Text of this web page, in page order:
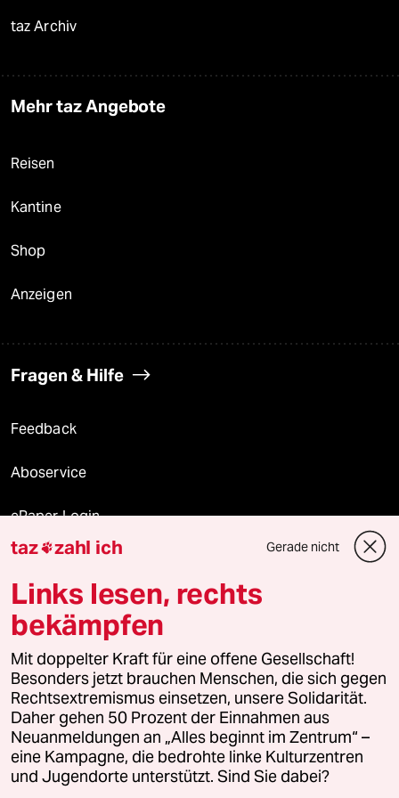
taz Archiv
Mehr taz Angebote
Reisen
Kantine
Shop
Anzeigen
Fragen & Hilfe
Feedback
Aboservice
ePaper Login
Downloads für Abonnierende
© 2026 taz Verlags und Vertriebs GmbH
Alle Rechte vorbehalten. Bei rechtlichen Fragen oder für Genehmigungen
wenden Sie sich bitte an lizenzen@taz.de
Feedback Redaktionsstatut Kommune-Richtlinien
Leitlinie Informant Datenschutz Impressum AGB
taz zahl ich Gerade nicht
Links lesen, rechts
bekämpfen
Mit doppelter Kraft für eine offene Gesellschaft!
Besonders jetzt brauchen Menschen, die sich gegen
Rechtsextremismus einsetzen, unsere Solidarität.
Daher gehen 50 Prozent der Einnahmen aus
Neuanmeldungen an „Alles beginnt im Zentrum“ –
eine Kampagne, die bedrohte linke Kulturzentren
und Jugendorte unterstützt. Sind Sie dabei?